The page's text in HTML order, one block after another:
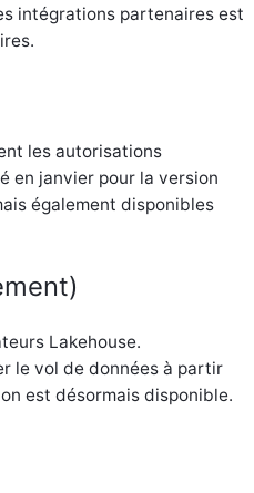
intégrations partenaires est
les autorisations
en janvier pour la version
également disponibles
Lakehouse.
le vol de données à partir
est désormais disponible.